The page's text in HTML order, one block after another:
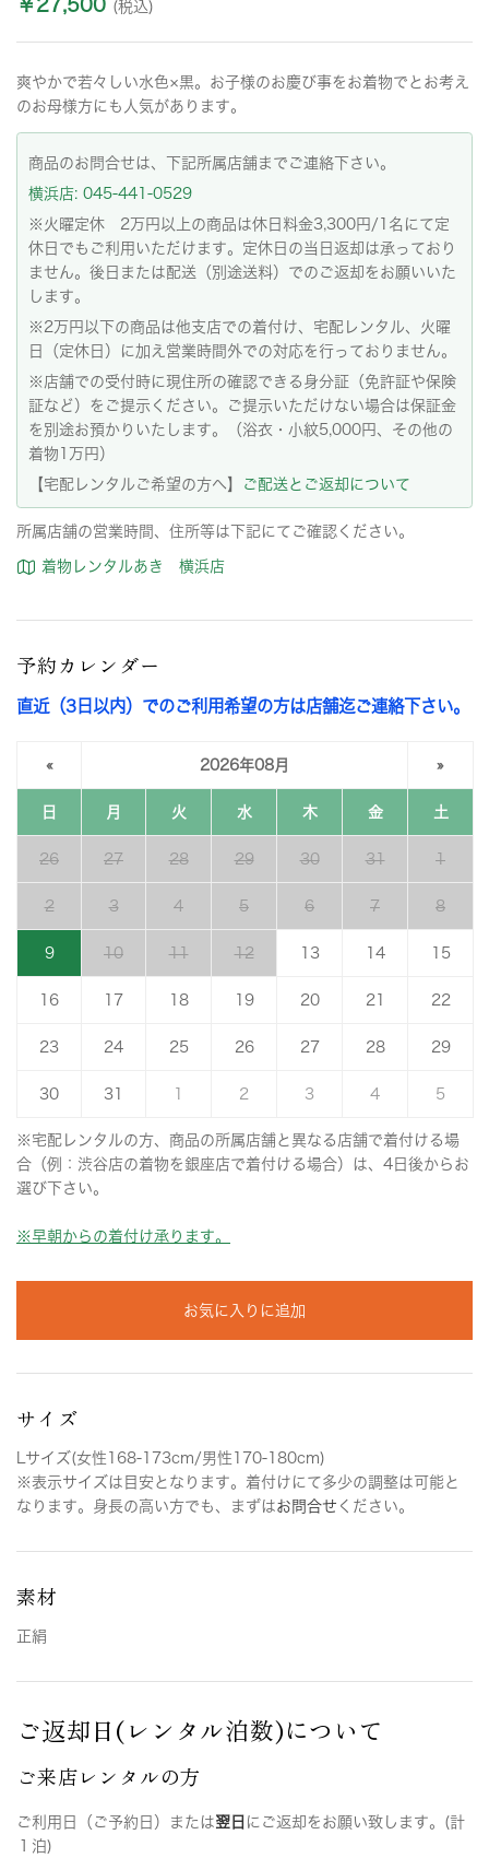
￥27,500 (税込)
爽やかで若々しい水色×黒。お子様のお慶び事をお着物でとお考え
のお母様方にも人気があります。
商品のお問合せは、下記所属店舗までご連絡下さい。
横浜店: 045-441-0529
※火曜定休 2万円以上の商品は休日料金3,300円/1名にて定
休日でもご利用いただけます。定休日の当日返却は承っており
ません。後日または配送（別途送料）でのご返却をお願いいた
します。
※2万円以下の商品は他支店での着付け、宅配レンタル、火曜
日（定休日）に加え営業時間外での対応を行っておりません。
※店舗での受付時に現住所の確認できる身分証（免許証や保険
証など）をご提示ください。ご提示いただけない場合は保証金
を別途お預かりいたします。（浴衣・小紋5,000円、その他の
着物1万円）
【宅配レンタルご希望の方へ】
ご配送とご返却について
所属店舗の営業時間、住所等は下記にてご確認ください。
着物レンタルあき 横浜店
予約カレンダー
直近（3日以内）でのご利用希望の方は店舗迄ご連絡下さい。
« 2026年08月 »
日 月 火 水 木 金 土
26 27 28 29 30 31 1
2 3 4 5 6 7 8
9 10 11 12 13 14 15
16 17 18 19 20 21 22
23 24 25 26 27 28 29
30 31 2 3 4 5
※宅配レンタルの方、商品の所属店舗と異なる店舗で着付ける場
合（例：渋谷店の着物を銀座店で着付ける場合）は、4日後からお
選び下さい。
※早朝からの着付け承ります。
お気に入りに追加
サイズ
Lサイズ(女性168-173cm/男性170-180cm)
※表示サイズは目安となります。着付けにて多少の調整は可能と
なります。身長の高い方でも、まずはお問合せ ください。
素材
正絹
ご返却日(レンタル泊数)について
ご来店レンタルの方
ご利用日（ご予約日）または翌日 にご返却をお願い致します。(計
１泊)